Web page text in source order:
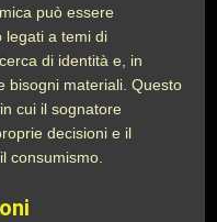
può essere
legati a temi di
di identità e, in
bisogni materiali. Questo
cui il sognatore
decisioni e il
consumismo.